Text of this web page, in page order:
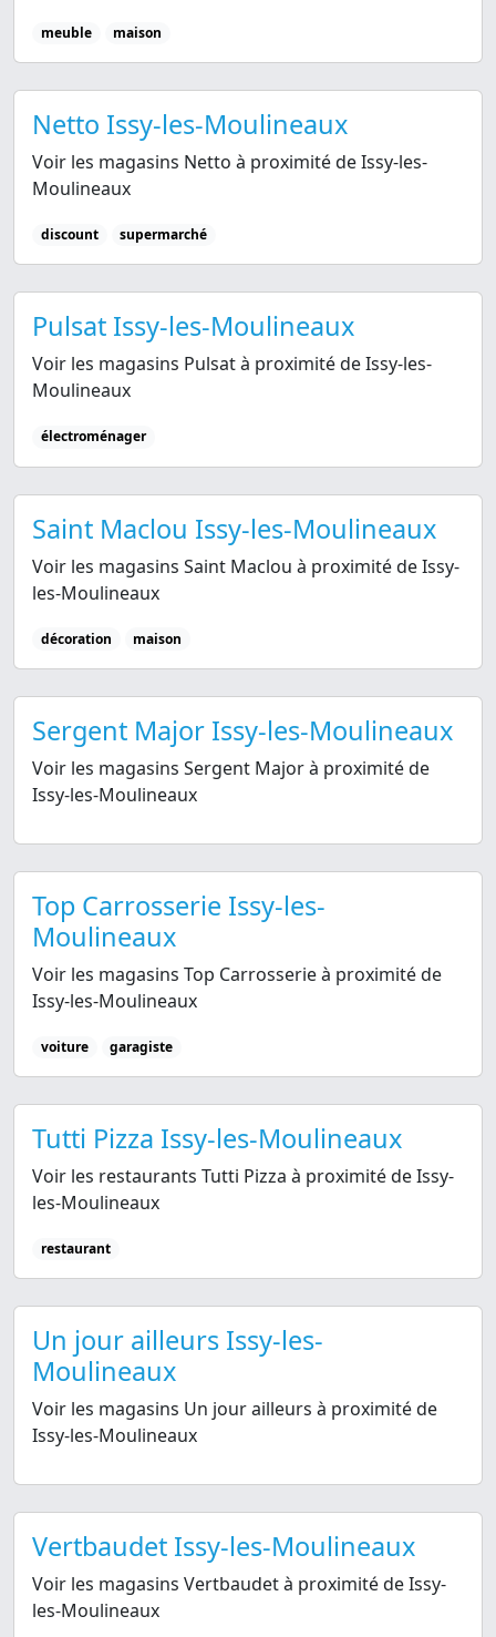
meuble maison
Netto Issy-les-Moulineaux
Voir les magasins Netto à proximité de Issy-les-
Moulineaux
discount supermarché
Pulsat Issy-les-Moulineaux
Voir les magasins Pulsat à proximité de Issy-les-
Moulineaux
électroménager
Saint Maclou Issy-les-Moulineaux
Voir les magasins Saint Maclou à proximité de Issy-
les-Moulineaux
décoration maison
Sergent Major Issy-les-Moulineaux
Voir les magasins Sergent Major à proximité de
Issy-les-Moulineaux
Top Carrosserie Issy-les-
Moulineaux
Voir les magasins Top Carrosserie à proximité de
Issy-les-Moulineaux
voiture garagiste
Tutti Pizza Issy-les-Moulineaux
Voir les restaurants Tutti Pizza à proximité de Issy-
les-Moulineaux
restaurant
Un jour ailleurs Issy-les-
Moulineaux
Voir les magasins Un jour ailleurs à proximité de
Issy-les-Moulineaux
Vertbaudet Issy-les-Moulineaux
Voir les magasins Vertbaudet à proximité de Issy-
les-Moulineaux